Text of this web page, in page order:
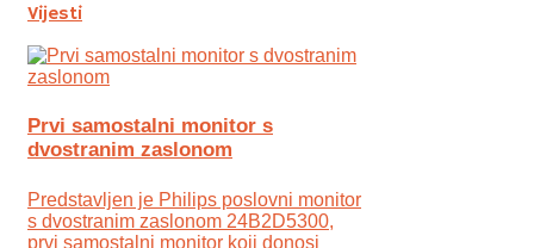
Vijesti
Prvi samostalni monitor s
dvostranim zaslonom
Predstavljen je Philips poslovni monitor
s dvostranim zaslonom 24B2D5300,
prvi samostalni monitor koji donosi